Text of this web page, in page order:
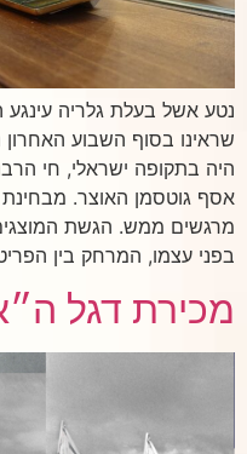
נטע אשל בעלת גלריה עינגע
שראינו בסוף השבוע
היה בתקופה ישראלי, חי
אסף גוטסמן האוצר. מבחינת
מרגשים ממש. הגשת
בפני עצמו, המרחק בין
מכירת דגל